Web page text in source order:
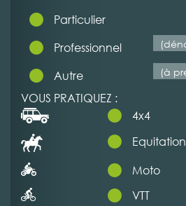
Particulier
Professionnel
Autre
VOUS PRATIQUEZ :
4x4
Equitation
Moto
VTT